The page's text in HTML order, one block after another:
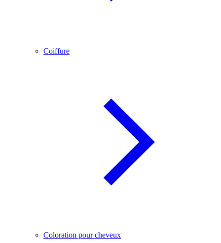
Coiffure
Coloration pour cheveux